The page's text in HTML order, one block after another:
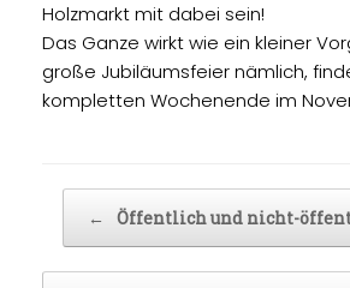
Holzmarkt mit dabei sein!
Das Ganze wirkt wie ein kleiner
große Jubiläumsfeier nämlich,
kompletten Wochenende im
← Öffentlich und nicht-